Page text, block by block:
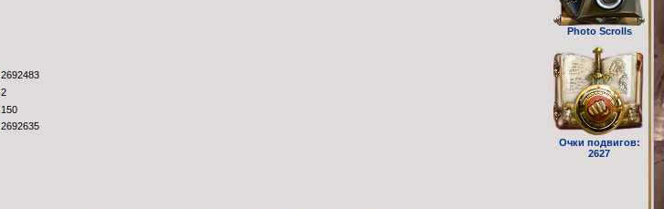
Photo Scrolls
Очки подвигов:
2627
2692483
2
150
2692635